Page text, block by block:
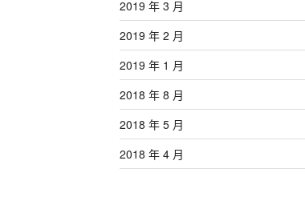
2019 年 3 月
2019 年 2 月
2019 年 1 月
2018 年 8 月
2018 年 5 月
2018 年 4 月